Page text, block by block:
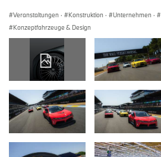
Veranstaltungen · Konstruktion · Unternehmen ·
Konzeptfahrzeuge & Design